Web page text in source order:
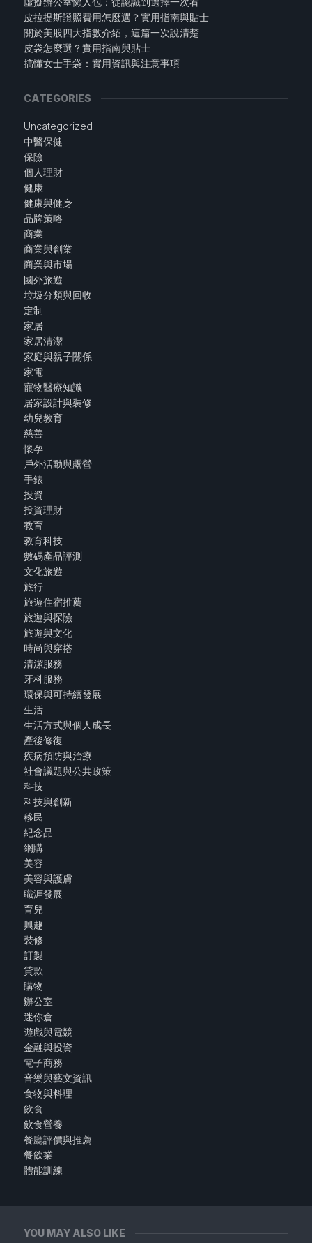
YOU MAY ALSO LIKE
皮拉提斯證照費用怎麼選？實用指南與貼士
關於美股四大指數介紹，這篇一次說清楚
皮袋怎麼選？實用指南與貼士
搞懂女士手袋：實用資訊與注意事項
CATEGORIES
Uncategorized
中醫保健
保險
個人理財
健康
健康與健身
品牌策略
商業
商業與創業
商業與市場
國外旅遊
垃圾分類與回收
定制
家居
家居清潔
家庭與親子關係
家電
寵物醫療知識
居家設計與裝修
幼兒教育
慈善
懷孕
戶外活動與露營
手錶
投資
投資理財
教育
教育科技
數碼產品評測
文化旅遊
旅行
旅遊住宿推薦
旅遊與探險
旅遊與文化
時尚與穿搭
清潔服務
牙科服務
環保與可持續發展
生活
生活方式與個人成長
產後修復
疾病預防與治療
社會議題與公共政策
科技
科技與創新
移民
紀念品
網購
美容
美容與護膚
職涯發展
育兒
興趣
裝修
訂製
貸款
購物
辦公室
迷你倉
遊戲與電競
金融與投資
電子商務
音樂與藝文資訊
食物與料理
飲食
飲食營養
餐廳評價與推薦
餐飲業
體能訓練